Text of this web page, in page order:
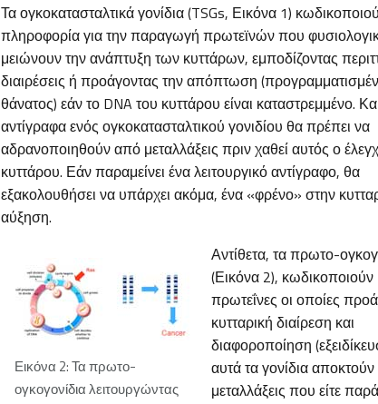
Τα ογκοκατασταλτικά γονίδια (TSGs, Εικόνα 1)
πληροφορία για την παραγωγή πρωτεϊνών που
μειώνουν την ανάπτυξη των κυττάρων, εμποδίζοντας
διαιρέσεις ή προάγοντας την απόπτωση
θάνατος) εάν το DNA του κυττάρου είναι καταστρεμμένο.
αντίγραφα ενός ογκοκατασταλτικού γονιδίου θα πρέπει να
αδρανοποιηθούν από μεταλλάξεις πριν χαθεί αυτός ο
κυττάρου. Εάν παραμείνει ένα λειτουργικό αντίγραφο, θα
εξακολουθήσει να υπάρχει ακόμα, ένα «φρένο» στην
αύξηση.
Εικόνα 2: Τα πρωτο-
ογκογονίδια λειτουργώντας
Αντίθετα, τα πρωτο-
(Εικόνα 2), κωδικοποιούν
πρωτεΐνες οι οποίες
κυτταρική διαίρεση και
διαφοροποίηση
αυτά τα γονίδια αποκτούν
μεταλλάξεις που είτε